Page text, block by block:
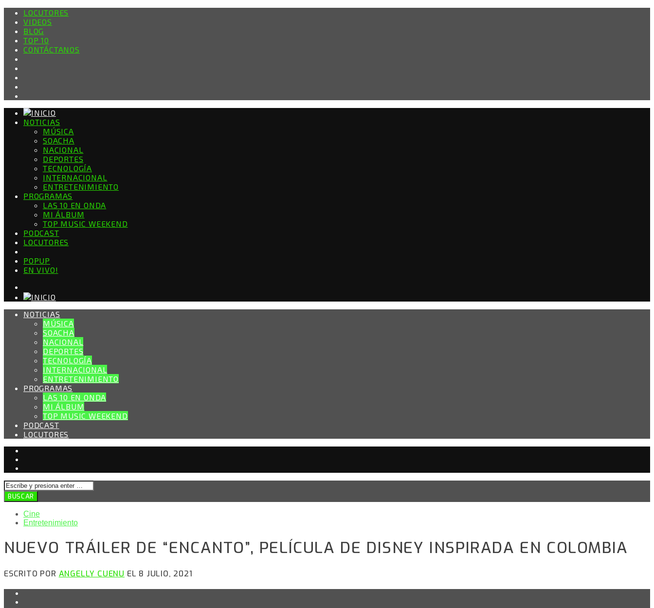
LOCUTORES
VIDEOS
BLOG
TOP 10
CONTÁCTANOS
NOTICIAS
MÚSICA
SOACHA
NACIONAL
DEPORTES
TECNOLOGÍA
INTERNACIONAL
ENTRETENIMIENTO
PROGRAMAS
LAS 10 EN ONDA
MI ÁLBUM
TOP MUSIC WEEKEND
PODCAST
LOCUTORES
POPUP
EN VIVO!
NOTICIAS
MÚSICA
SOACHA
NACIONAL
DEPORTES
TECNOLOGÍA
INTERNACIONAL
ENTRETENIMIENTO
PROGRAMAS
LAS 10 EN ONDA
MI ÁLBUM
TOP MUSIC WEEKEND
PODCAST
LOCUTORES
Cine
Entretenimiento
NUEVO TRÁILER DE “ENCANTO”, PELÍCULA DE DISNEY INSPIRADA EN COLOMBIA
ESCRITO POR ANGELLY CUENU EL 8 JULIO, 2021